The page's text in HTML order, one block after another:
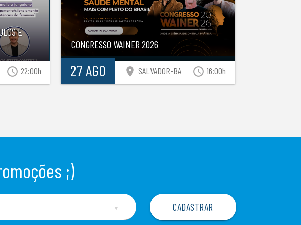
E
access_time 22:00h
CONGRESSO WAINER 2026
27 AGO location_on SALVADOR-BA access_time 16:00h
;)
▼